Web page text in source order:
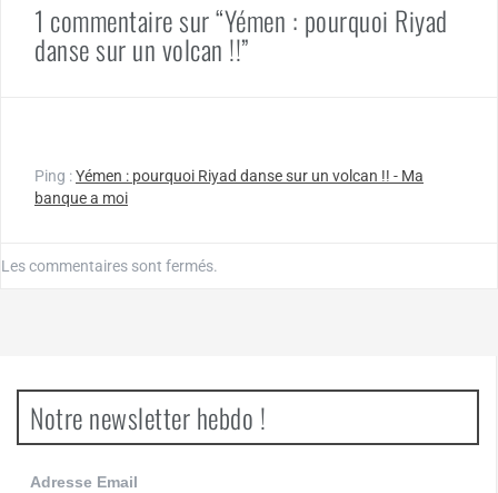
1 commentaire sur “Yémen : pourquoi Riyad
danse sur un volcan !!”
Ping :Yémen : pourquoi Riyad danse sur un volcan !! - Ma
banque a moi
Les commentaires sont fermés.
Notre newsletter hebdo !
Adresse Email